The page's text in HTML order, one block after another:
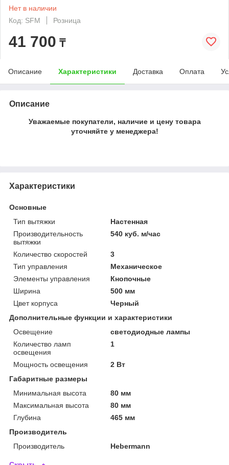
Нет в наличии
Код: SFM
Розница
41 700 ₸
Описание Характеристики Доставка Оплата
Описание
Уважаемые покупатели, наличие и цену товара
уточняйте у менеджера!
Характеристики
Основные
Тип вытяжки
Настенная
Производительность
вытяжки
540 куб. м/час
Количество скоростей
3
Тип управления
Механическое
Элементы управления
Кнопочные
Ширина
500 мм
Цвет корпуса
Черный
Дополнительные функции и характеристики
Освещение
светодиодные лампы
Количество ламп
освещения
1
Мощность освещения
2 Вт
Габаритные размеры
Минимальная высота
80 мм
Максимальная высота
80 мм
Глубина
465 мм
Производитель
Производитель
Hebermann